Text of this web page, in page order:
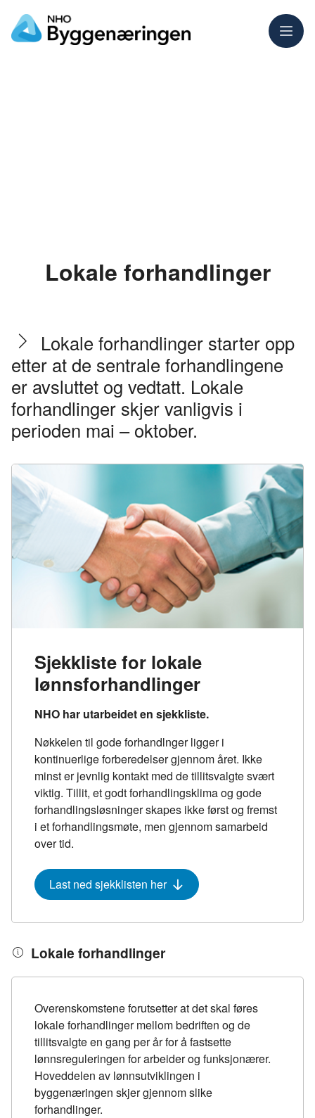
Meny
Lokale forhandlinger
Lokale forhandlinger starter opp
etter at de sentrale forhandlingene
er avsluttet og vedtatt. Lokale
forhandlinger skjer vanligvis i
perioden mai – oktober.
Sjekkliste for lokale
lønnsforhandlinger
NHO har utarbeidet en sjekkliste.
Nøkkelen til gode forhandlnger ligger i
kontinuerlige forberedelser gjennom året. Ikke
minst er jevnlig kontakt med de tillitsvalgte svært
viktig. Tillit, et godt forhandlingsklima og gode
forhandlingsløsninger skapes ikke først og fremst
i et forhandlingsmøte, men gjennom samarbeid
over tid.
Last ned sjekklisten her
Lokale forhandlinger
Overenskomstene forutsetter at det skal føres
lokale forhandlinger mellom bedriften og de
tillitsvalgte en gang per år for å fastsette
lønnsreguleringen for arbeider og funksjonærer.
Hoveddelen av lønnsutviklingen i
byggenæringen skjer gjennom slike
forhandlinger.